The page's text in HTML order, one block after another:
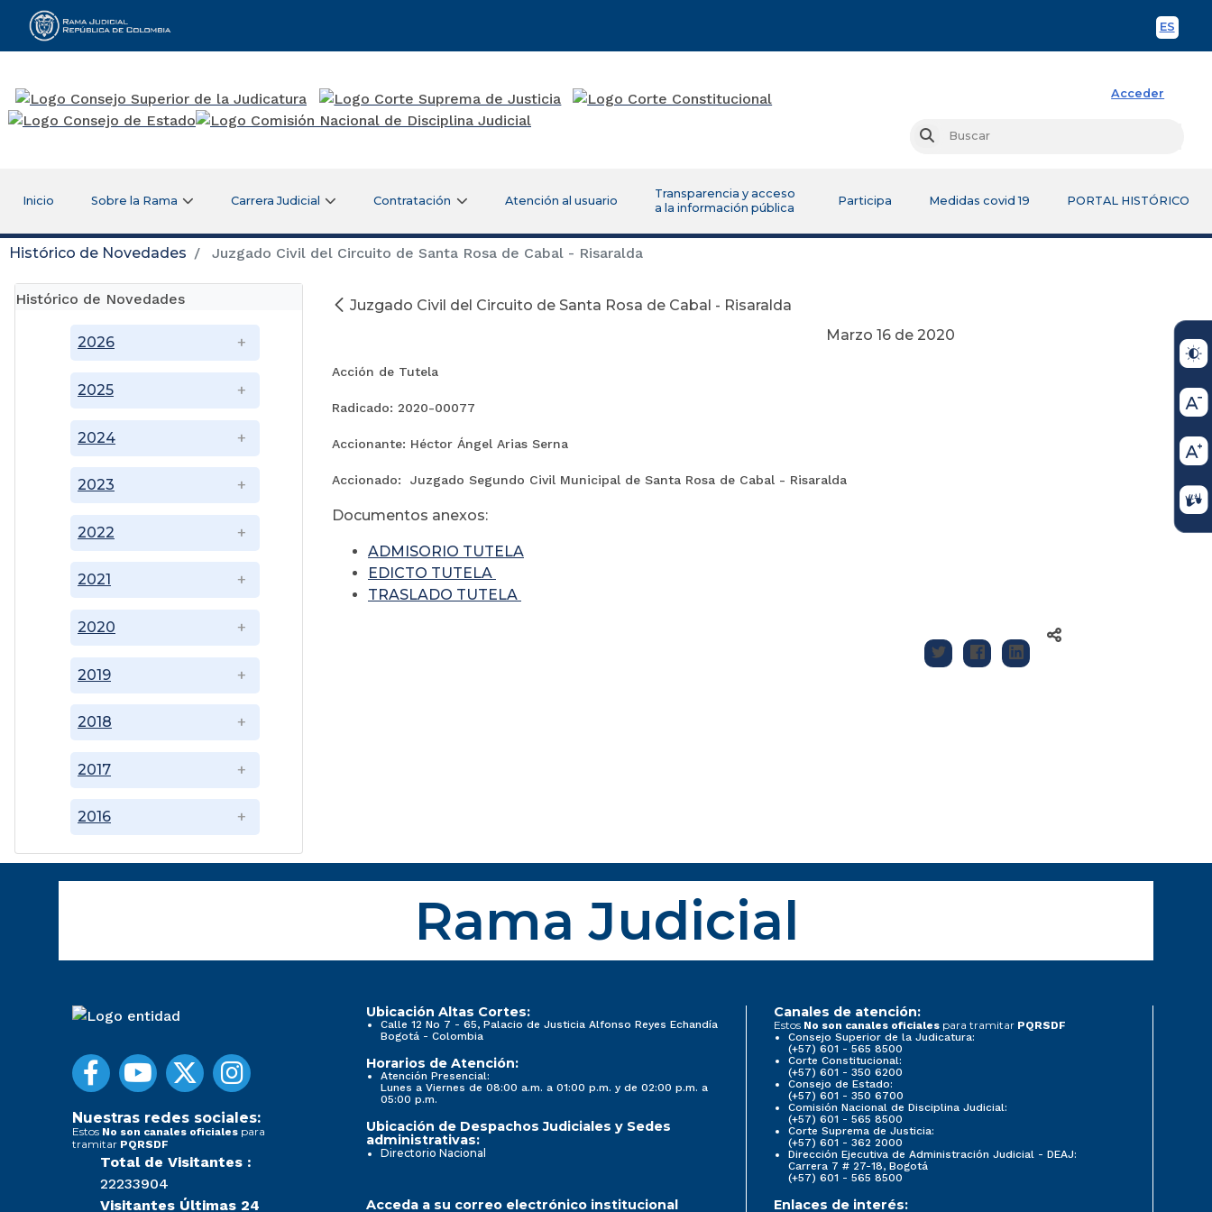
ES
Rama Judicial
Acceder
Buscar
Inicio Sobre la Rama Carrera Judicial Contratación Atención al usuario
Transparencia y acceso
a la información pública
Participa Medidas covid 19 PORTAL HISTÓRICO
Histórico de Novedades Juzgado Civil del Circuito de Santa Rosa de Cabal - Risaralda
Histórico de Novedades
2016
2017
2018
2019
2020
2021
2022
2023
2024
2025
2026
Juzgado Civil del Circuito de Santa Rosa de Cabal - Risaralda
Marzo 16 de 2020
Acción de Tutela
Radicado: 2020-00077
Accionante: Héctor Ángel Arias Serna
Accionado: Juzgado Segundo Civil Municipal de Santa Rosa de Cabal - Risaralda
Documentos anexos:
ADMISORIO TUTELA
EDICTO TUTELA
TRASLADO TUTELA
Rama Judicial
Nuestras redes sociales:
Estos No son canales oficiales para
tramitar PQRSDF
Total de Visitantes :
22233904
Visitantes Últimas 24
Ubicación Altas Cortes:
Calle 12 No 7 - 65, Palacio de Justicia Alfonso Reyes Echandía
Bogotá - Colombia
Horarios de Atención:
Atención Presencial:
Lunes a Viernes de 08:00 a.m. a 01:00 p.m. y de 02:00 p.m. a
05:00 p.m.
Ubicación de Despachos Judiciales y Sedes
administrativas:
Directorio Nacional
Canales de atención:
Estos No son canales oficiales para tramitar PQRSDF
Consejo Superior de la Judicatura:
(+57) 601 - 565 8500
Corte Constitucional:
(+57) 601 - 350 6200
Consejo de Estado:
(+57) 601 - 350 6700
Comisión Nacional de Disciplina Judicial:
(+57) 601 - 565 8500
Corte Suprema de Justicia:
(+57) 601 - 362 2000
Dirección Ejecutiva de Administración Judicial - DEAJ:
Carrera 7 # 27-18, Bogotá
(+57) 601 - 565 8500
Acceda a su correo electrónico institucional Enlaces de interés: